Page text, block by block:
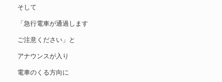
そして
「急行電車が通過します
ご注意ください」と
アナウンスが入り
電車のくる方向に